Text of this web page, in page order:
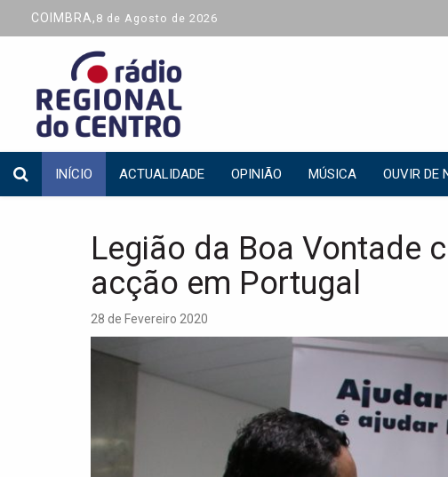
COIMBRA, 8 de Agosto de 2026
INÍCIO ACTUALIDADE OPINIÃO MÚSICA OUVIR DE
Legião da Boa Vontade
acção em Portugal
28 de Fevereiro 2020